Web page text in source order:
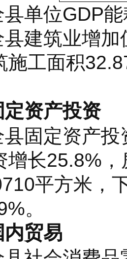
县单位GDP
县建筑业增
施工面积
定资产投资
县固定资产
增长25.8%
平方米，
。
贸易